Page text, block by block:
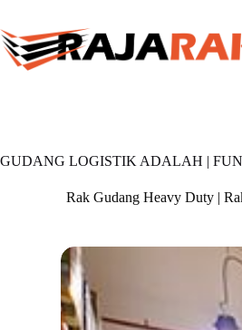
content
GUDANG LOGISTIK ADALAH |
Rak Gudang Heavy Duty |